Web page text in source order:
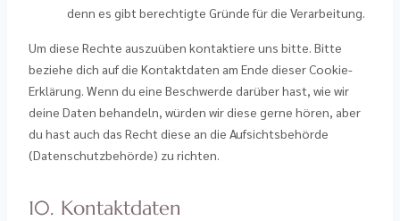
denn es gibt berechtigte Gründe für die Verarbeitung.
Um diese Rechte auszuüben kontaktiere uns bitte. Bitte
beziehe dich auf die Kontaktdaten am Ende dieser Cookie-
Erklärung. Wenn du eine Beschwerde darüber hast, wie wir
deine Daten behandeln, würden wir diese gerne hören, aber
du hast auch das Recht diese an die Aufsichtsbehörde
(Datenschutzbehörde) zu richten.
10. Kontaktdaten